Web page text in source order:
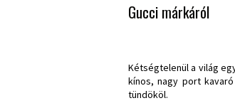
Gucci márkáról
Kétségtelenül a világ
kínos, nagy port
tündököl.